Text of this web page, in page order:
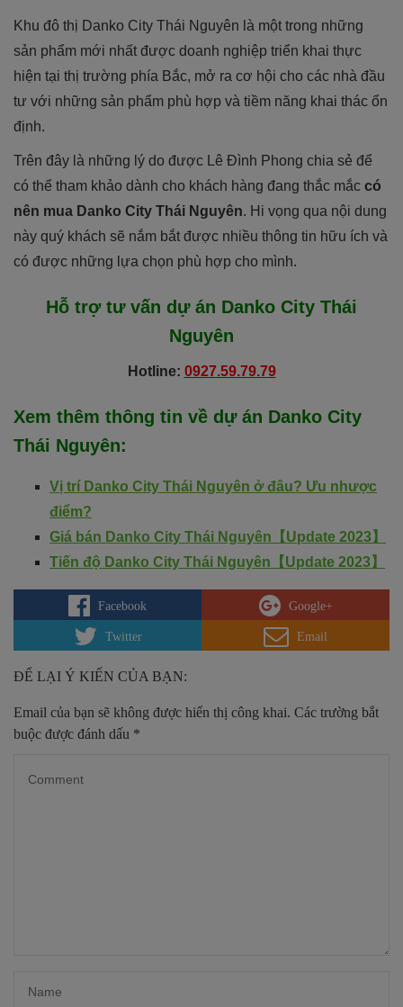
Khu đô thị Danko City Thái Nguyên là một trong những
sản phẩm mới nhất được doanh nghiệp triển khai thực
hiện tại thị trường phía Bắc, mở ra cơ hội cho các nhà đầu
tư với những sản phẩm phù hợp và tiềm năng khai thác ổn
định.
Trên đây là những lý do được Lê Đình Phong chia sẻ để
có thể tham khảo dành cho khách hàng đang thắc mắc có
nên mua Danko City Thái Nguyên. Hi vọng qua nội dung
này quý khách sẽ nắm bắt được nhiều thông tin hữu ích và
có được những lựa chọn phù hợp cho mình.
Hỗ trợ tư vấn dự án Danko City Thái
Nguyên
Hotline: 0927.59.79.79
Xem thêm thông tin về dự án Danko City
Thái Nguyên:
Vị trí Danko City Thái Nguyên ở đâu? Ưu nhược
điểm?
Giá bán Danko City Thái Nguyên【Update 2023】
Tiến độ Danko City Thái Nguyên【Update 2023】
Facebook Google+
Twitter Email
ĐỂ LẠI Ý KIẾN CỦA BẠN:
Email của bạn sẽ không được hiển thị công khai. Các trường bắt
buộc được đánh dấu *